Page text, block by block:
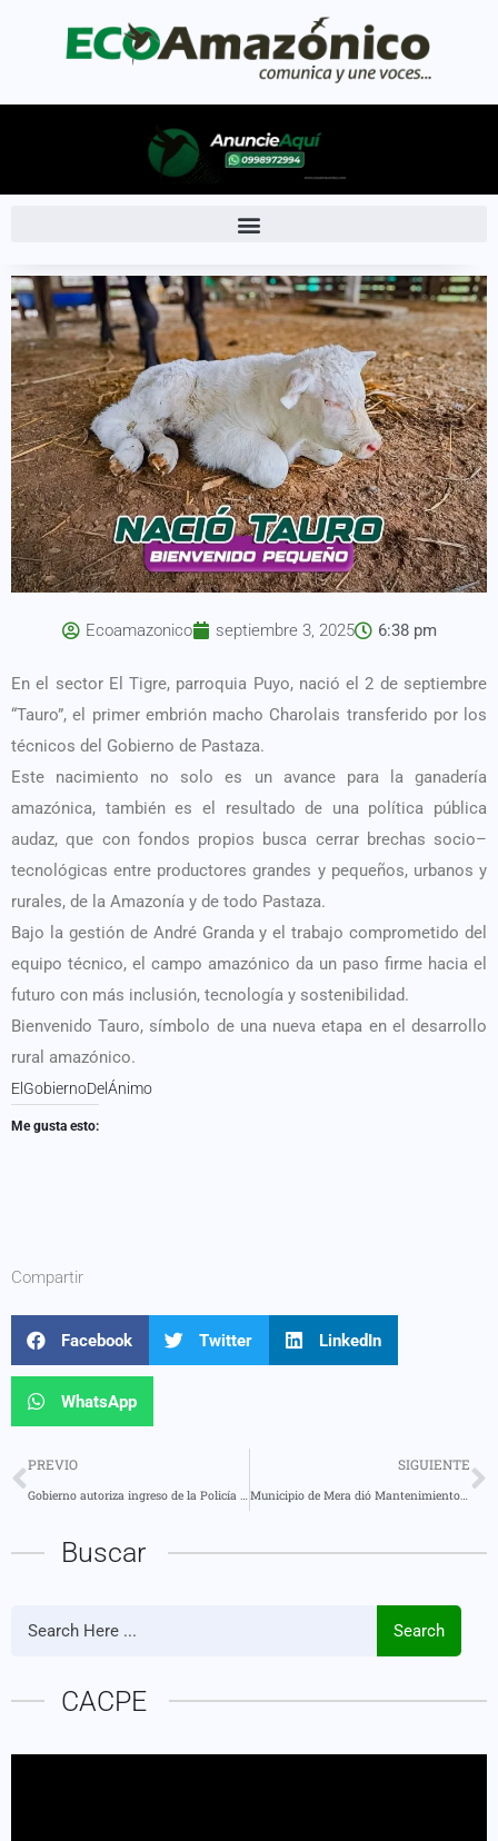
Ecoamazonico septiembre 3, 2025 6:38 pm
En el sector El Tigre, parroquia Puyo, nació el 2 de septiembre
“Tauro”, el primer embrión macho Charolais transferido por los
técnicos del Gobierno de Pastaza.
Este nacimiento no solo es un avance para la ganadería
amazónica, también es el resultado de una política pública
audaz, que con fondos propios busca cerrar brechas socio–
tecnológicas entre productores grandes y pequeños, urbanos y
rurales, de la Amazonía y de todo Pastaza.
Bajo la gestión de André Granda y el trabajo comprometido del
equipo técnico, el campo amazónico da un paso firme hacia el
futuro con más inclusión, tecnología y sostenibilidad.
Bienvenido Tauro, símbolo de una nueva etapa en el desarrollo
rural amazónico.
ElGobiernoDelÁnimo
Me gusta esto:
Compartir
Facebook Twitter LinkedIn
WhatsApp
PREVIO
Gobierno autoriza ingreso de la Policía a escuelas ante riesgo de uso como centros de acopio de droga
SIGUIENTE
Municipio de Mera dió Mantenimiento Vial en los sectores Los Copales y La Montana
Buscar
Search
CACPE